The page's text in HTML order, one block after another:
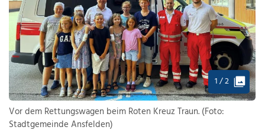
1 / 2
Vor dem Rettungswagen beim Roten Kreuz Traun. (Foto:
Stadtgemeinde Ansfelden)